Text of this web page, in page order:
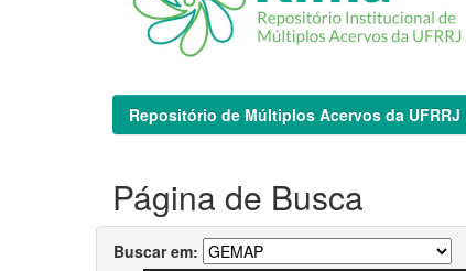
Repositório de Múltiplos Acervos da UFRRJ
Página de Busca
Buscar em: